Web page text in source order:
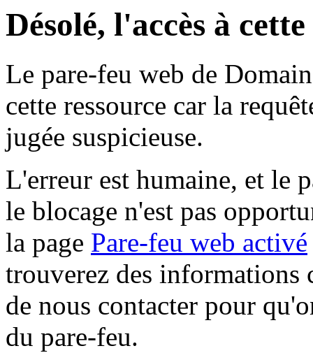
Désolé, l'accès à
Le pare-feu web de
cette ressource car la
jugée suspicieuse.
L'erreur est humaine, et le
le blocage n'est pas
la page Pare-feu web activé
trouverez des informations
de nous contacter pour
du pare-feu.